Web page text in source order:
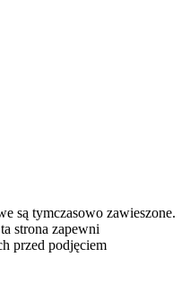
są tymczasowo zawieszone.
strona zapewni
przed podjęciem